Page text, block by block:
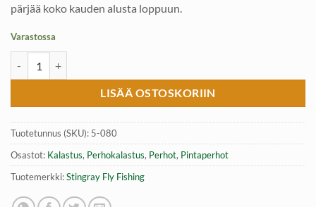
pärjää koko kauden alusta loppuun.
Varastossa
LISÄÄ OSTOSKORIIN
Tuotetunnus (SKU): 5-080
Osastot: Kalastus, Perhokalastus, Perhot, Pintaperhot
Tuotemerkki:Stingray Fly Fishing